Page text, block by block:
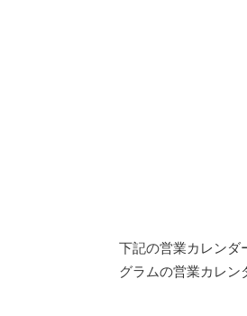
下記の営業カレンダ
グラムの営業カレン